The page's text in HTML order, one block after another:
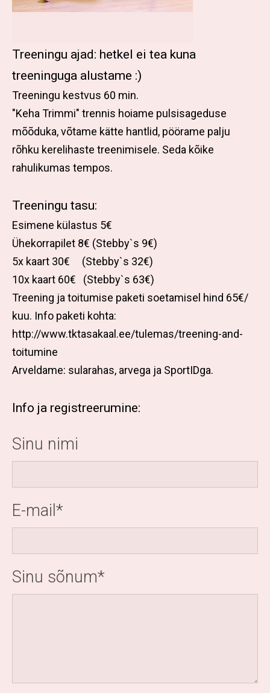
Treeningu ajad: hetkel ei tea kuna
treeninguga alustame :)
Treeningu kestvus 60 min.
"Keha Trimmi" trennis hoiame pulsisageduse
mõõduka, võtame kätte hantlid, pöörame palju
rõhku kerelihaste treenimisele. Seda kõike
rahulikumas tempos.
Treeningu tasu:
Esimene külastus 5€
Ühekorrapilet 8€ (Stebby`s 9€)
5x kaart 30€ (Stebby`s 32€)
10x kaart 60€ (Stebby`s 63€)
Treening ja toitumise paketi soetamisel hind 65€/
kuu. Info paketi kohta:
http://www.tktasakaal.ee/tulemas/treening-and-
toitumine
Arveldame: sularahas, arvega ja SportIDga.
Info ja registreerumine:
Sinu nimi
E-mail
Sinu sõnum